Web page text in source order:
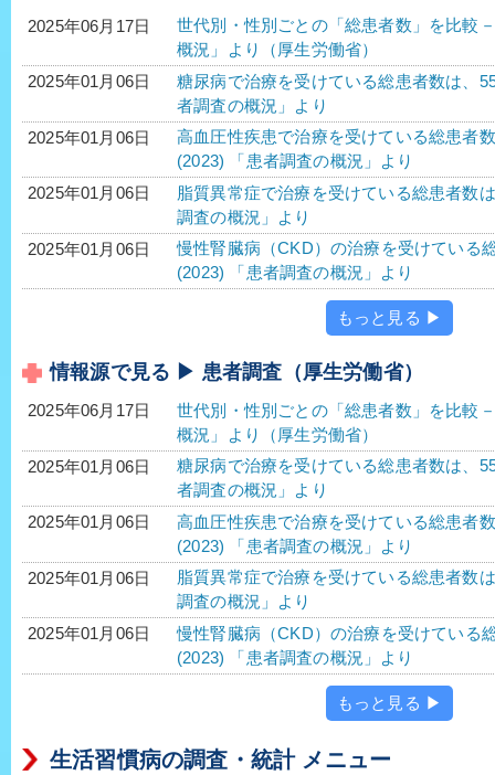
2025年06月17日
世代別・性別ごとの「総患者数」を比較
概況」より（厚生労働省）
2025年01月06日
糖尿病で治療を受けている総患者数は
者調査の概況」より
2025年01月06日
高血圧性疾患で治療を受けている総患者
(2023) 「患者調査の概況」より
2025年01月06日
脂質異常症で治療を受けている総患者数
調査の概況」より
2025年01月06日
慢性腎臓病（CKD）の治療を受けてい
(2023) 「患者調査の概況」より
もっと見る ▶
情報源で見る ▶ 患者調査（厚生労働省）
2025年06月17日
世代別・性別ごとの「総患者数」を比較
概況」より（厚生労働省）
2025年01月06日
糖尿病で治療を受けている総患者数は
者調査の概況」より
2025年01月06日
高血圧性疾患で治療を受けている総患者
(2023) 「患者調査の概況」より
2025年01月06日
脂質異常症で治療を受けている総患者数
調査の概況」より
2025年01月06日
慢性腎臓病（CKD）の治療を受けてい
(2023) 「患者調査の概況」より
もっと見る ▶
生活習慣病の調査・統計 メニュー